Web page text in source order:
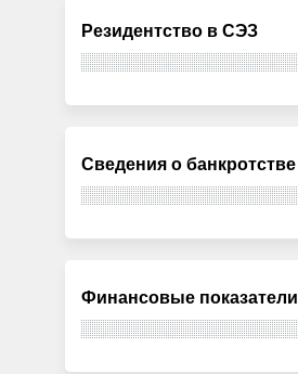
Резидентство в СЭЗ
Сведения о банкротстве
Финансовые показатели